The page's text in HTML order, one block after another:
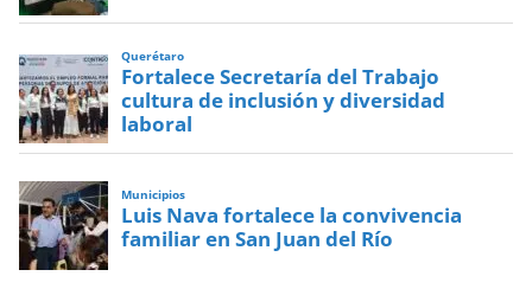
Querétaro
Fortalece Secretaría del Trabajo
cultura de inclusión y diversidad
laboral
Municipios
Luis Nava fortalece la convivencia
familiar en San Juan del Río